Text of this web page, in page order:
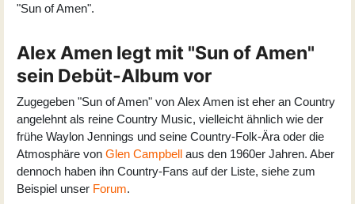
"Sun of Amen".
Alex Amen legt mit "Sun of Amen"
sein Debüt-Album vor
Zugegeben "Sun of Amen" von Alex Amen ist eher an Country
angelehnt als reine Country Music, vielleicht ähnlich wie der
frühe Waylon Jennings und seine Country-Folk-Ära oder die
Atmosphäre von Glen Campbell aus den 1960er Jahren. Aber
dennoch haben ihn Country-Fans auf der Liste, siehe zum
Beispiel unser Forum.